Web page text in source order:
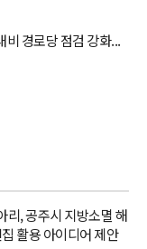
비 경로당 점검 강화...
리, 공주시 지방소멸 해
활용 아이디어 제안